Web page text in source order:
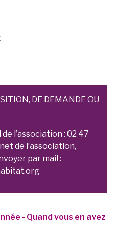
DE DEMANDE OU
l’association : 02 47
de l’association,
par mail :
- Quand vous en avez